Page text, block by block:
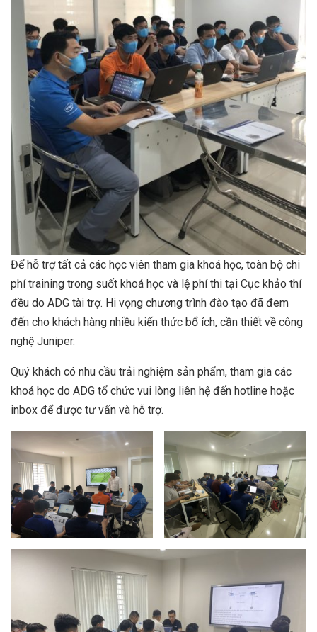
Để hỗ trợ tất cả các học viên tham gia khoá học, toàn bộ chi
phí training trong suốt khoá học và lệ phí thi tại Cục khảo thí
đều do ADG tài trợ. Hi vọng chương trình đào tạo đã đem
đến cho khách hàng nhiều kiến thức bổ ích, cần thiết về công
nghệ Juniper.
Quý khách có nhu cầu trải nghiệm sản phẩm, tham gia các
khoá học do ADG tổ chức vui lòng liên hệ đến hotline hoặc
inbox để được tư vấn và hỗ trợ.